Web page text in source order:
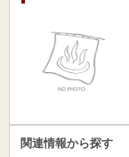
関連情報から探す